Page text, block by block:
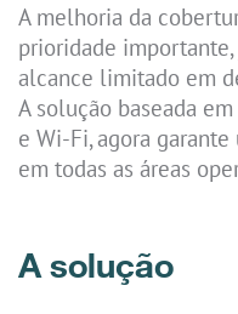
A melhoria da
prioridade
alcance limitado em
A solução baseada
e Wi-Fi, agora
em todas as áreas
A solução